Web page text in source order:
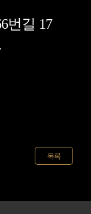
번길 17
목록